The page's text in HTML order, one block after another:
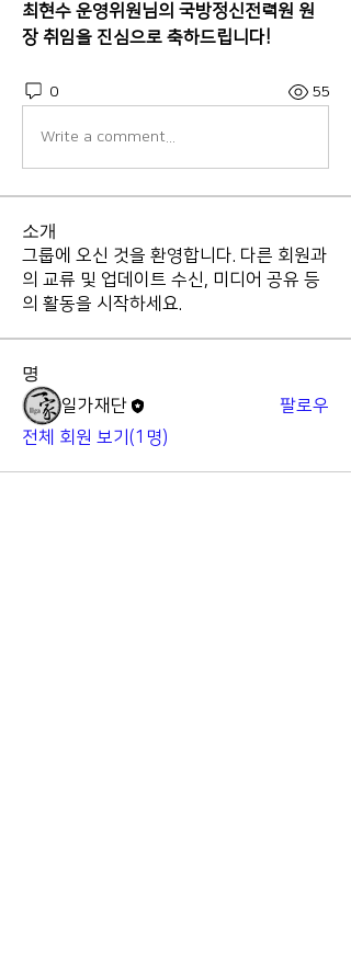
최현수 운영위원님의 국방정신전력원 원
장 취임을 진심으로 축하드립니다!
0 55
Write a comment...
소개
그룹에 오신 것을 환영합니다. 다른 회원과
의 교류 및 업데이트 수신, 미디어 공유 등
의 활동을 시작하세요.
명
일가재단
팔로우
전체 회원 보기(1명)